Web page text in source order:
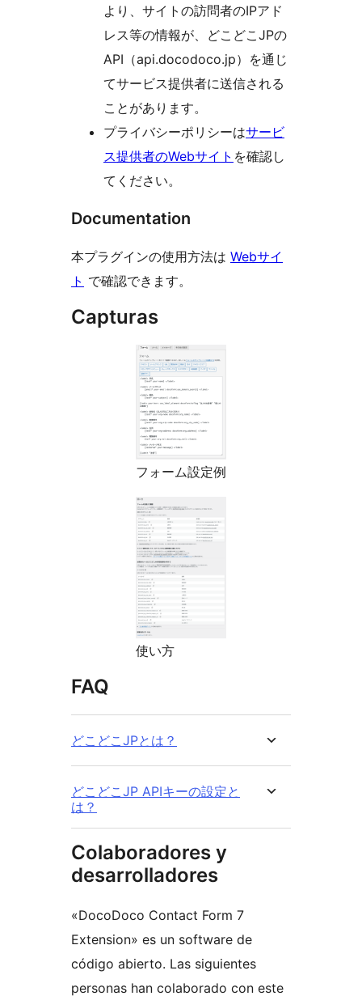
より、サイトの訪問者のIPアド
レス等の情報が、どこどこJPの
API（api.docodoco.jp）を通じ
てサービス提供者に送信される
ことがあります。
プライバシーポリシーはサービ
ス提供者のWebサイト を確認し
てください。
Documentation
本プラグインの使用方法は Webサイ
ト で確認できます。
Capturas
フォーム設定例
使い方
FAQ
どこどこJPとは？
どこどこJP APIキーの設定と
は？
Colaboradores y
desarrolladores
«DocoDoco Contact Form 7
Extension» es un software de
código abierto. Las siguientes
personas han colaborado con este